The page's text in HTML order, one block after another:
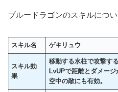
ブルードラゴンのスキルについ
スキル名 ゲキリュウ
スキル効
果
移動する水柱で攻撃する
LvUPで距離とダメージ
空中の敵にも有効。